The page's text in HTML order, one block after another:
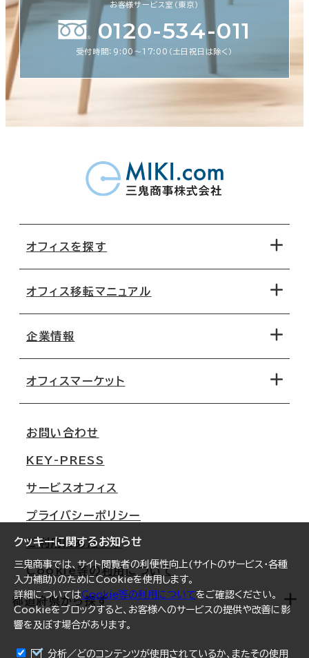
クッキーに関するお知らせ
三鬼商事では、サイト閲覧者の利便性向上(サイトのサービス・各種
入力補助)のためにCookieを使用します。
詳細についてはCookie等の利用についてをご確認ください。
Cookieをブロックすると、お客様へのサービスの提供や改善に影
響を及ぼす場合があります。
分析／どのコンテンツが使用されているか、またその使用
お客様サービス室（東京）
0120-534-011
受付時間：9:00〜17:00（土日祝日は除く）
オフィスを探す
地図から探す
路線・駅から探す
オフィス移転マニュアル
移転コストシミュレーション
移転スケジュール
オフィス移転Q&A
企業情報
オフィスマーケット
大阪
名古屋
札幌
仙台
横浜
福岡
オフィスリポート
ログイン
お問い合わせ
KEY-PRESS
サービスオフィス
プライバシーポリシー
ご利用にあたって
Cookie等の利用について
都道府県から探す